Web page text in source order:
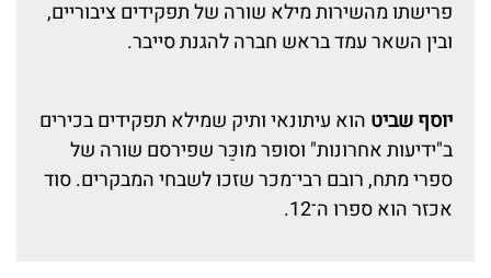
פרישתו מהשירות מילא שורה של תפקידים ציבוריים,
ובין השאר עמד בראש חברה להגנת סייבר.
יוסף שביט הוא עיתונאי ותיק שמילא תפקידים בכירים
ב"ידיעות אחרונות" וסופר מוכַּר שפירסם שורה של
ספרי מתח, רובם רבי־מכר שזכו לשבחי המבקרים. סוד
אכזר הוא ספרו ה־12.